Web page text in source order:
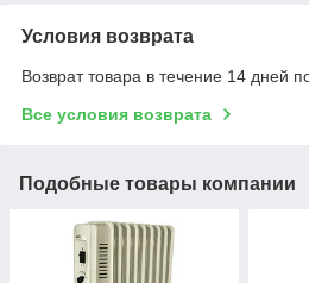
Условия возврата
Возврат товара в течение 14 дней
Все условия возврата
Подобные товары компании